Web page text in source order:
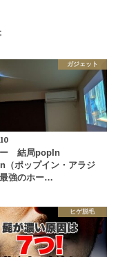
ガジェット
ー 結局popIn
（ポップイン・アラジ
強のホー…
ヒゲ脱毛